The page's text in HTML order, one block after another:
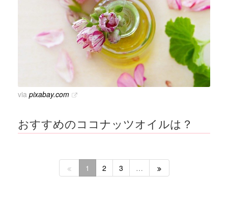
via pixabay.com
おすすめのココナッツオイルは？
1 2 3 …